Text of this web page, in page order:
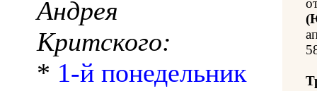
Андрея
Критского:
* 1-й понедельник